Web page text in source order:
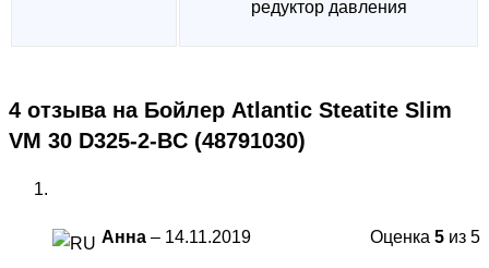
редуктор давления
4 отзыва на Бойлер Atlantic Steatite Slim
VM 30 D325-2-BC (48791030)
Оценка 5 из 5
Анна – 14.11.2019